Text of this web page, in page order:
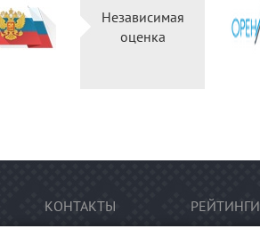
Независимая
оценка
КОНТАКТЫ РЕЙТИНГИ